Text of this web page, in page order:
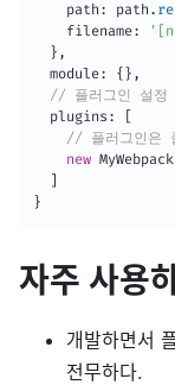
    path
: path .
    filename
:
} ,
  module
: { } ,
// 플러그인 설정
  plugins
:
// 플러그인은
new
}
자주 사용
개발하면서
전무하다.